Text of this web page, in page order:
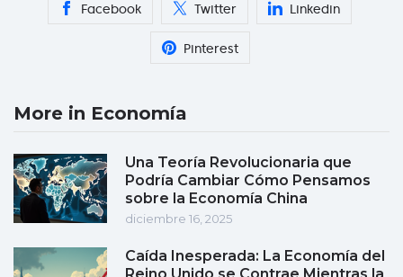
Facebook Twitter Linkedin
Pinterest
More in Economía
Una Teoría Revolucionaria que
Podría Cambiar Cómo Pensamos
sobre la Economía China
diciembre 16, 2025
Caída Inesperada: La Economía del